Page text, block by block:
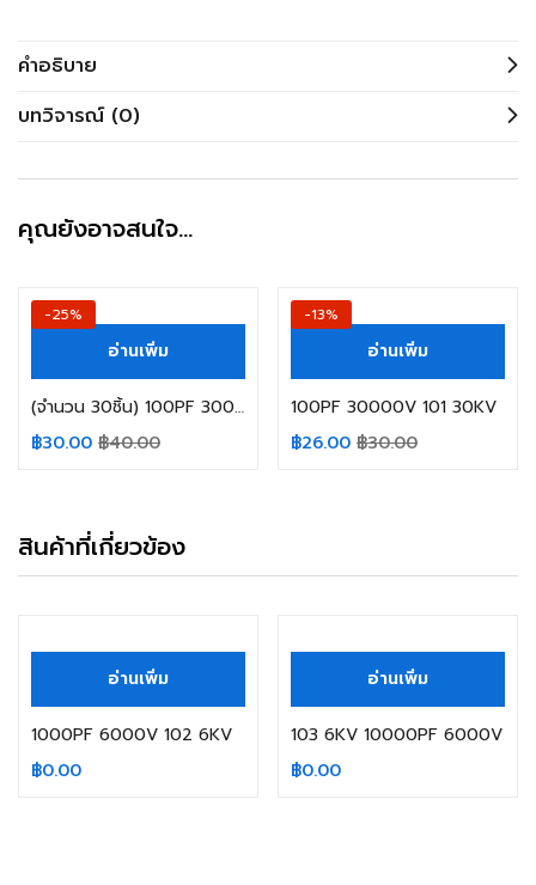
คำอธิบาย
บทวิจารณ์ (0)
คุณยังอาจสนใจ…
-25%
อ่านเพิ่ม
(จำนวน 30ชิ้น) 100PF 3000V 101 3KV
฿30.00 ฿40.00
-13%
อ่านเพิ่ม
100PF 30000V 101 30KV
฿26.00 ฿30.00
สินค้าที่เกี่ยวข้อง
อ่านเพิ่ม
1000PF 6000V 102 6KV
฿0.00
อ่านเพิ่ม
103 6KV 10000PF 6000V
฿0.00